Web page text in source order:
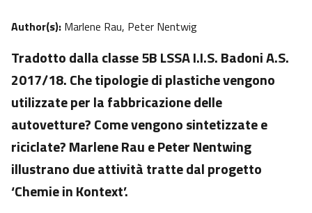
Author(s): Marlene Rau, Peter Nentwig
Tradotto dalla classe 5B LSSA I.I.S. Badoni A.S.
2017/18. Che tipologie di plastiche vengono
utilizzate per la fabbricazione delle
autovetture? Come vengono sintetizzate e
riciclate? Marlene Rau e Peter Nentwing
illustrano due attività tratte dal progetto
‘Chemie in Kontext’.